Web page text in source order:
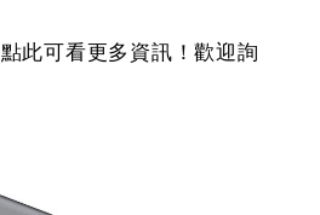
點此可看更多資訊！歡迎詢